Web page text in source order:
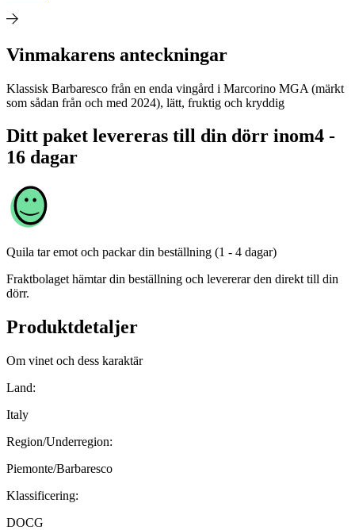
Vinmakarens anteckningar
Klassisk Barbaresco från en enda vingård i Marcorino MGA (märkt
som sådan från och med 2024), lätt, fruktig och kryddig
Ditt paket levereras till din dörr inom4 -
16 dagar
Quila tar emot och packar din beställning (1 - 4 dagar)
Fraktbolaget hämtar din beställning och levererar den direkt till din
dörr.
Produktdetaljer
Om vinet och dess karaktär
Land:
Italy
Region/Underregion:
Piemonte/Barbaresco
Klassificering:
DOCG